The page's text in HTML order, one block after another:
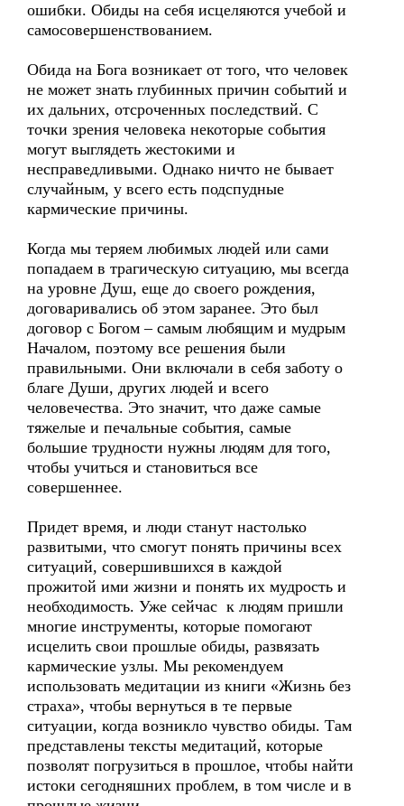
ошибки. Обиды на себя исцеляются учебой и
самосовершенствованием.
Обида на Бога возникает от того, что человек
не может знать глубинных причин событий и
их дальних, отсроченных последствий. С
точки зрения человека некоторые события
могут выглядеть жестокими и
несправедливыми. Однако ничто не бывает
случайным, у всего есть подспудные
кармические причины.
Когда мы теряем любимых людей или сами
попадаем в трагическую ситуацию, мы всегда
на уровне Душ, еще до своего рождения,
договаривались об этом заранее. Это был
договор с Богом – самым любящим и мудрым
Началом, поэтому все решения были
правильными. Они включали в себя заботу о
благе Души, других людей и всего
человечества. Это значит, что даже самые
тяжелые и печальные события, самые
большие трудности нужны людям для того,
чтобы учиться и становиться все
совершеннее.
Придет время, и люди станут настолько
развитыми, что смогут понять причины всех
ситуаций, совершившихся в каждой
прожитой ими жизни и понять их мудрость и
необходимость. Уже сейчас к людям пришли
многие инструменты, которые помогают
исцелить свои прошлые обиды, развязать
кармические узлы. Мы рекомендуем
использовать медитации из книги «Жизнь без
страха», чтобы вернуться в те первые
ситуации, когда возникло чувство обиды. Там
представлены тексты медитаций, которые
позволят погрузиться в прошлое, чтобы найти
истоки сегодняшних проблем, в том числе и в